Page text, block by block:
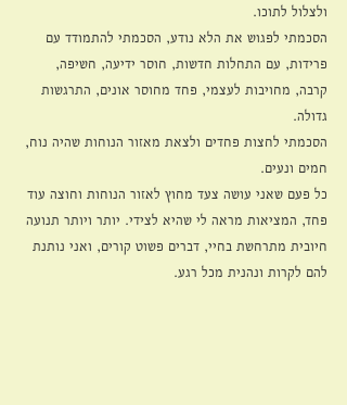
ולצלול לתוכו.
הסכמתי לפגוש את הלא נודע, הסכמתי להתמודד עם
פרידות, עם התחלות חדשות, חוסר ידיעה, חשיפה,
קרבה, מחויבות לעצמי, פחד מחוסר אונים, התרגשות
גדולה.
הסכמתי לחצות פחדים ולצאת מאזור הנוחות שהיה נוח,
חמים ונעים.
כל פעם שאני עושה צעד מחוץ לאזור הנוחות וחוצה עוד
פחד, המציאות מראה לי שהיא לצידי. יותר ויותר תנועה
חיובית מתרחשת בחיי, דברים פשוט קורים, ואני נותנת
להם לקרות ונהנית מכל רגע.